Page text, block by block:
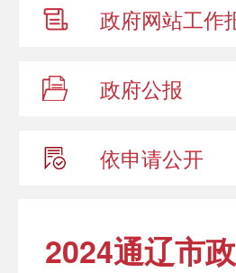
政府网站工作
政府公报
依申请公开
2024通辽市